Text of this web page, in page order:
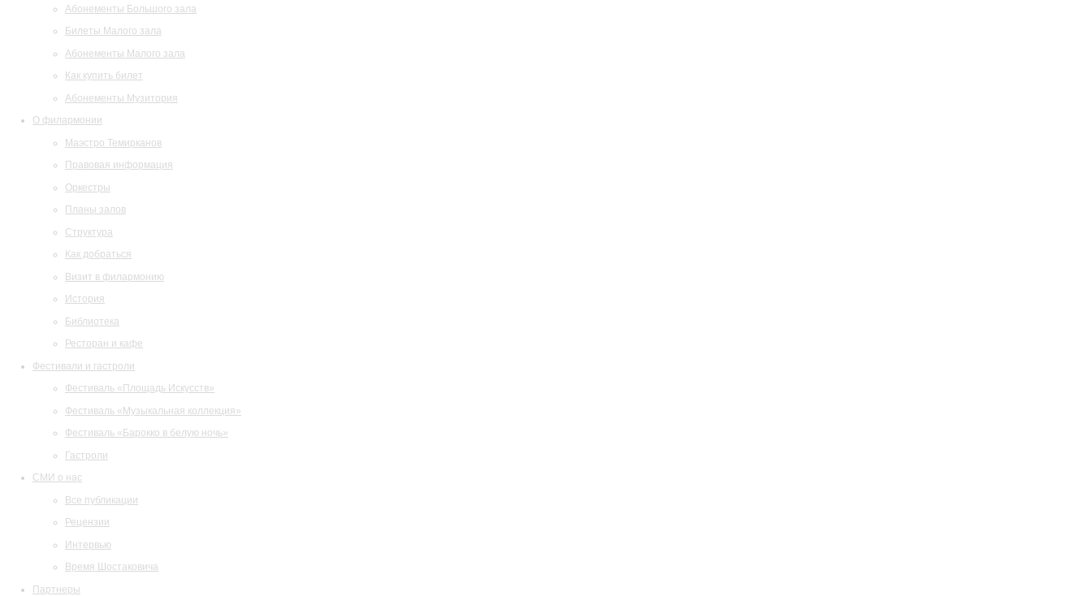
Абонементы Большого зала
Билеты Малого зала
Абонементы Малого зала
Как купить билет
Абонементы Музитория
О филармонии
Маэстро Темирканов
Правовая информация
Оркестры
Планы залов
Структура
Как добраться
Визит в филармонию
История
Библиотека
Ресторан и кафе
Фестивали и гастроли
Фестиваль «Площадь Искусств»
Фестиваль «Музыкальная коллекция»
Фестиваль «Барокко в белую ночь»
Гастроли
СМИ о нас
Все публикации
Рецензии
Интервью
Время Шостаковича
Партнеры